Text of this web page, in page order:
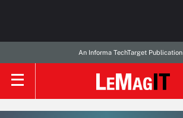
An Informa TechTarget Publication